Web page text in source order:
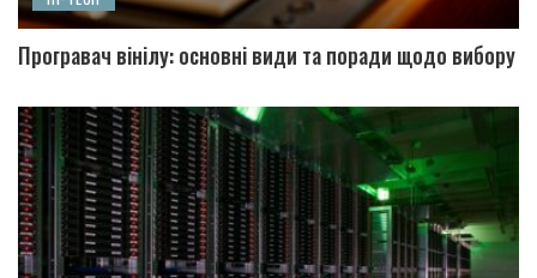
Програвач вінілу: основні види та поради щодо вибору